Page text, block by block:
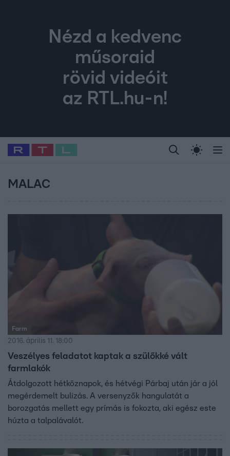
Nézd a kedvenc
műsoraid
rövid videóit
az RTL.hu-n!
Legfrissebb RTL Híradó Randi Celeb vagyok,
Babits Marcella Most Wanted Gallusz
MALAC
Farm
2016. április 11. 18:00
Veszélyes feladatot kaptak a szülőkké vált
farmlakók
Átdolgozott hétköznapok, és hétvégi Párbaj után jár a jól
megérdemelt bulizás. A versenyzők hangulatát a
borozgatás mellett egy prímás is fokozta, aki egész este
húzta a talpalávalót.